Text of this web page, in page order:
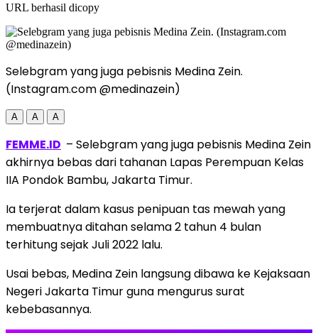
URL berhasil dicopy
Selebgram yang juga pebisnis Medina Zein.
(Instagram.com @medinazein)
A A A
FEMME.ID – Selebgram yang juga pebisnis Medina Zein
akhirnya bebas dari tahanan Lapas Perempuan Kelas
IIA Pondok Bambu, Jakarta Timur.
Ia terjerat dalam kasus penipuan tas mewah yang
membuatnya ditahan selama 2 tahun 4 bulan
terhitung sejak Juli 2022 lalu.
Usai bebas, Medina Zein langsung dibawa ke Kejaksaan
Negeri Jakarta Timur guna mengurus surat
kebebasannya.